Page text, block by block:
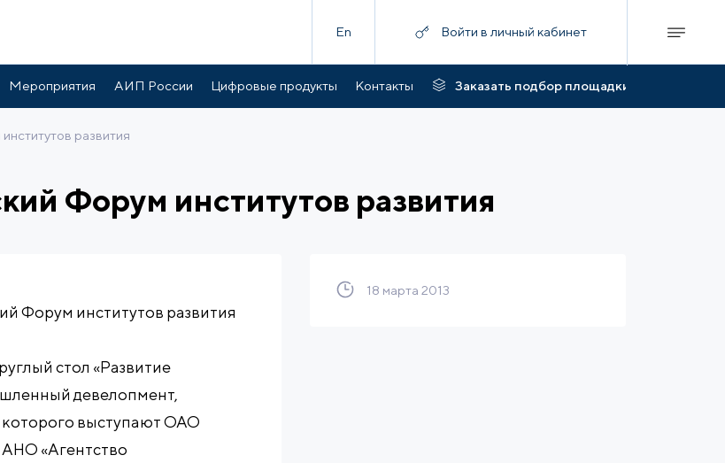
En Войти в личный кабинет
Мероприятия АИП России Цифровые продукты Контакты Заказать подбор площадки
развития
Форум институтов развития
Форум институтов развития
стол «Развитие
девелопмент,
которого выступают ОАО
АНО «Агентство
18 марта 2013